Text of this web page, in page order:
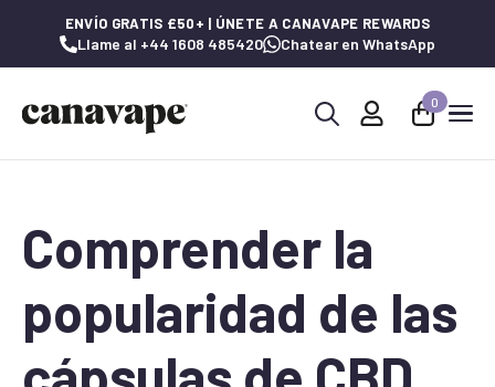
ENVÍO GRATIS £50+ | ÚNETE A CANAVAPE REWARDS
Llame al +44 1608 485420 Chatear en WhatsApp
0
Comprender la
popularidad de las